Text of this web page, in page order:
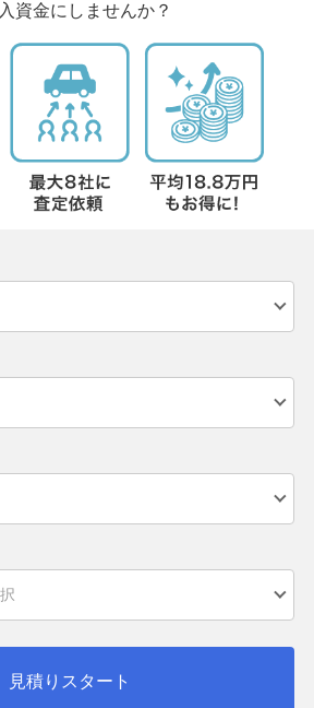
資金にしませんか？
見積りスタート